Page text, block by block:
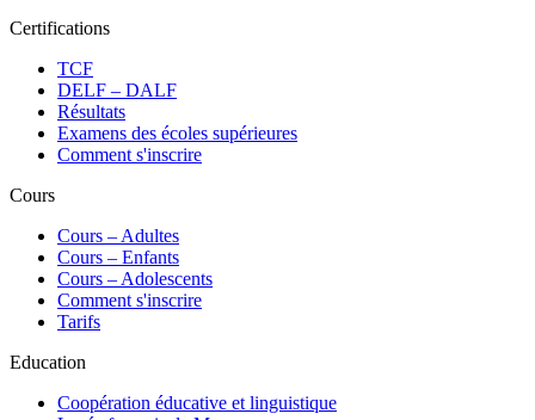
Certifications
TCF
DELF – DALF
Résultats
Examens des écoles supérieures
Comment s'inscrire
Cours
Сours – Adultes
Cours – Enfants
Cours – Adolescents
Comment s'inscrire
Tarifs
Education
Coopération éducative et linguistique